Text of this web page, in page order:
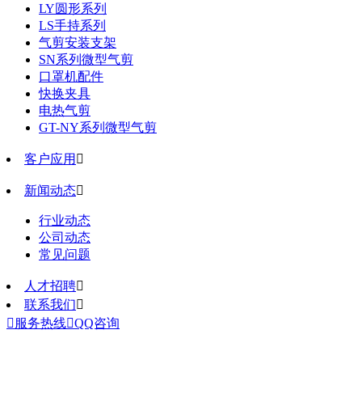
LY圆形系列
LS手持系列
气剪安装支架
SN系列微型气剪
口罩机配件
快换夹具
电热气剪
GT-NY系列微型气剪
客户应用 
新闻动态
行业动态
公司动态
常见问题
人才招聘
联系我们
 服务热线QQ咨询